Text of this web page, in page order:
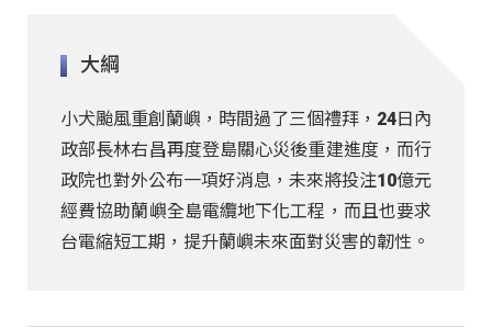
大綱
小犬颱風重創蘭嶼，時間過了三個禮拜，24日內
政部長林右昌再度登島關心災後重建進度，而行
政院也對外公布一項好消息，未來將投注10億元
經費協助蘭嶼全島電纜地下化工程，而且也要求
台電縮短工期，提升蘭嶼未來面對災害的韌性。